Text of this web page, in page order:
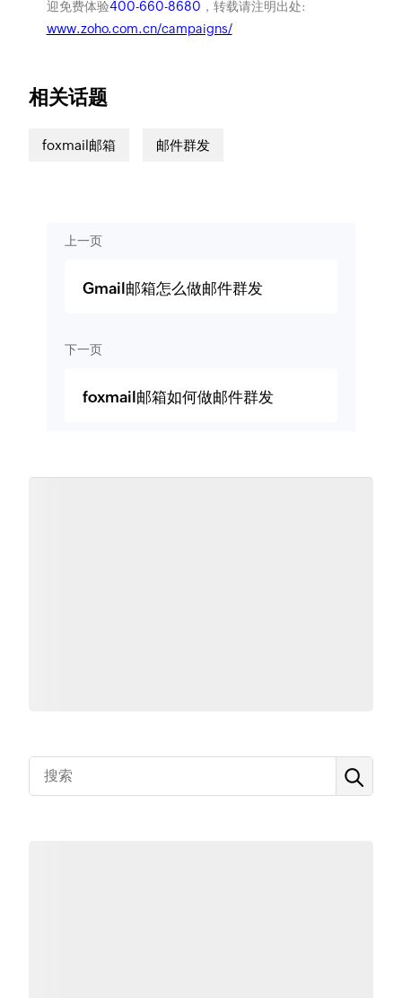
迎免费体验400-660-8680 ，转载请注明出处:
www.zoho.com.cn/campaigns/
相关话题
foxmail邮箱 邮件群发
上一页
Gmail邮箱怎么做邮件群发
下一页
foxmail邮箱如何做邮件群发